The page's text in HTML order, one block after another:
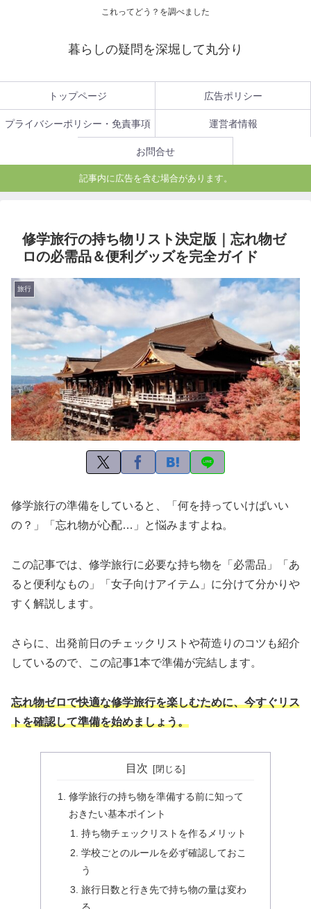
これってどう？を調べました
暮らしの疑問を深堀して丸分り
トップページ 広告ポリシー
プライバシーポリシー・免責事項 運営者情報
お問合せ
記事内に広告を含む場合があります。
修学旅行の持ち物リスト決定版｜忘れ物ゼ
ロの必需品＆便利グッズを完全ガイド
旅行
修学旅行の準備をしていると、「何を持っていけばいい
の？」「忘れ物が心配…」と悩みますよね。
この記事では、修学旅行に必要な持ち物を「必需品」「あ
ると便利なもの」「女子向けアイテム」に分けて分かりや
すく解説します。
さらに、出発前日のチェックリストや荷造りのコツも紹介
しているので、この記事1本で準備が完結します。
忘れ物ゼロで快適な修学旅行を楽しむために、今すぐリス
トを確認して準備を始めましょう。
目次
修学旅行の持ち物を準備する前に知って
おきたい基本ポイント
持ち物チェックリストを作るメリット
学校ごとのルールを必ず確認しておこ
う
旅行日数と行き先で持ち物の量は変わ
る